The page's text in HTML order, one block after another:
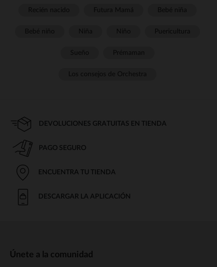
DEVOLUCIONES GRATUITAS EN TIENDA
PAGO SEGURO
ENCUENTRA TU TIENDA
DESCARGAR LA APLICACIÓN
Únete a la comunidad